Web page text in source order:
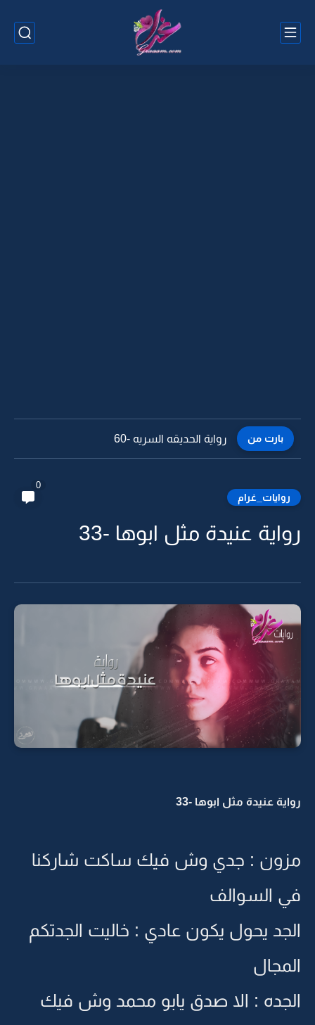
بارت من رواية الحديقه السريه -59
روايات_غرام
0
رواية عنيدة مثل ابوها -33
رواية عنيدة مثل ابوها -33
مزون : جدي وش فيك ساكت شاركنا
في السوالف
الجد يحول يكون عادي : خاليت الجدتكم
المجال
الجده : الا صدق يابو محمد وش فيك